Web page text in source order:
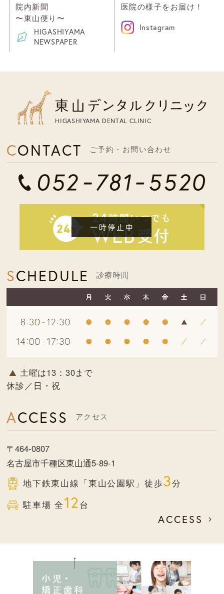
院内新聞
〜東山便り〜
HIGASHIYAMA
NEWSPAPER
医院の様子をお届け！
Instagram
HIGASHIYAMA DENTAL CLINIC
CONTACT ご予約・お問い合わせ
SCHEDULE 診療時間
土曜は13：30まで
休診／日・祝
ACCESS アクセス
〒464-0807
名古屋市千種区東山通5-89-1
地下鉄東山線 「東山公園駅」徒歩3分
駐車場 全12台
ACCESS